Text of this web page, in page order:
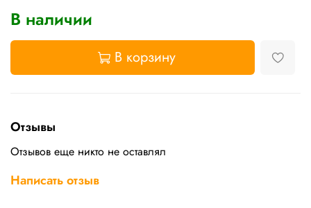
В наличии
В корзину
Отзывы
Отзывов еще никто не оставлял
Написать отзыв